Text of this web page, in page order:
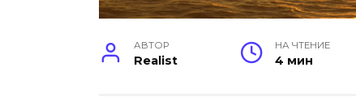
АВТОР
Realist
НА ЧТЕНИЕ
4 мин